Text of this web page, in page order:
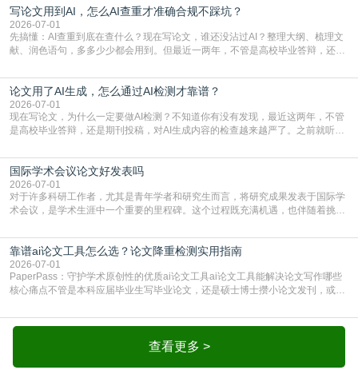
或缺的一环。本篇AEIC学术交流中心小编就为大家介绍“投稿SCI有查重吗”。
一、查重是标准流程答案是明确的：绝大多数S
写论文用到AI，怎么AI查重才准确合规不踩坑？
2026-07-01
先搞懂：AI查重到底在查什么？现在写论文，谁还没沾过AI？整理大纲、梳理文
献、润色语句，多多少少都会用到。但最近一两年，不管是高校毕业答辩，还是
须加做AI查重。很多人分不清，AI查重和普通查重到底有啥区别？这里说透：普
通查重查的是你的文字和已公开文献的重复比例，防的是抄袭；AI查重查的是你
的内容里，有多少是AI生成的，防的是过
论文用了AI生成，怎么通过AI检测才靠谱？
2026-07-01
现在写论文，为什么一定要做AI检测？不知道你有没有发现，最近这两年，不管
是高校毕业答辩，还是期刊投稿，对AI生成内容的检查越来越严了。之前就听身
要求修改，还差点被判定学术不规范，真的太冤了。现在国内多数高校和核心期
刊，都已经明确出台了相关规定：如果使用AI生成内容辅助写作，必须明确标
注，未标注的AI生成内容会被认定为不符合学
国际学术会议论文好发表吗
2026-07-01
对于许多科研工作者，尤其是青年学者和研究生而言，将研究成果发表于国际学
术会议，是学术生涯中一个重要的里程碑。这个过程既充满机遇，也伴随着挑
疑问：国际学术会议论文到底好不好发表？其价值和难度究竟如何衡量。本篇
AEIC学术交流中心小编就为大家介绍“国际学术会议论文好发表吗”。一、会议论
文发表的相对优势与期刊论文相比，国际会议论文的发
靠谱ai论文工具怎么选？论文降重检测实用指南
2026-07-01
PaperPass：守护学术原创性的优质ai论文工具ai论文工具能解决论文写作哪些
核心痛点不管是本科应届毕业生写毕业论文，还是硕士博士攒小论文发刊，或是
自己逐句读逐句改，熬好几个大夜不说，还经常改不到点上，交上去才发现重复
率超标，再返工太折腾。现在有了成熟的ai论文工具，这些痛点基本都能高效解
决。靠谱的ai论文工具，不止能帮你梳查看更多 >